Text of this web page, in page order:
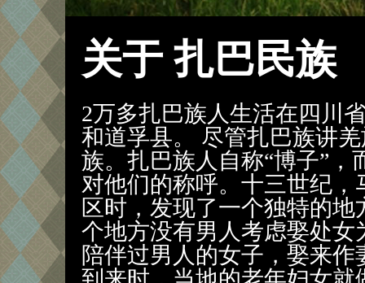
关于 扎巴民族
2万多扎巴族人生活在四川
和道孚县。 尽管扎巴族讲
族。扎巴族人自称“博子”，
对他们的称呼。十三世纪，
区时，发现了一个独特的
个地方没有男人考虑娶处
陪伴过男人的女子，娶来